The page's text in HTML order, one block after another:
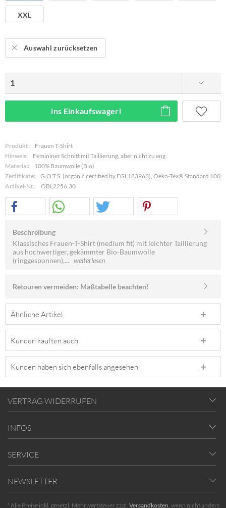
XXL
Auswahl zurücksetzen
ins Einkaufswagerl
Produkt:
Frauen T-Shirt
Hinweis:
Femininer Schnitt mit Taillierung, aber nicht zu eng.
Material:
100% Baumwolle (Bio)
Zertifikate:
G.O.T.S. (organic certified by EGL183963), Oeko-Tex® Standard 100
Artikel-Nr.:
OBL2256.30
Beschreibung
Klassisches Frauen-T-Shirt (medium fit) mit leichter Taillierung
aus hochwertiger, gekämmter Bio-Baumwolle
(ringgesponnen),... weiterlesen
Retouren vermeiden: Maßtabelle beachten!
Ähnliche Artikel
Kunden kauften auch
Kunden haben sich ebenfalls angesehen
VERTRAG WIDERRUFEN
INFOS
SERVICE
NEWSLETTER
* Alle Preise inkl. gesetzl. Mehrwertsteuer zzgl. Versandkosten, wenn nicht anders